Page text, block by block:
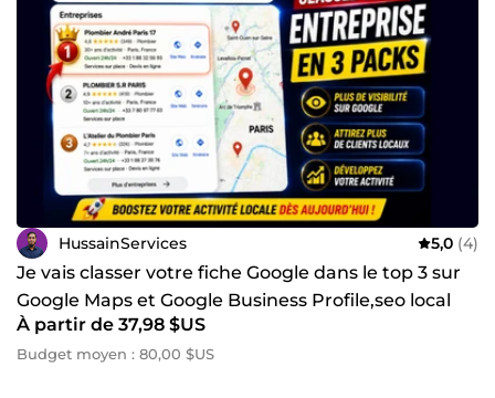
HussainServices 5,0 (4)
Je vais classer votre fiche Google dans le top 3 sur
Google Maps et Google Business Profile,seo local
À partir de 37,98 $US
Budget moyen : 80,00 $US